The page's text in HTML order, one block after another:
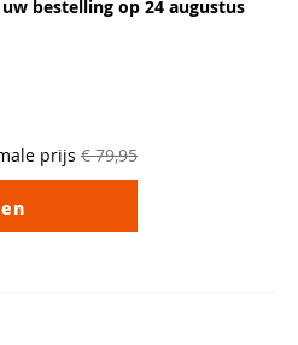
bestelling op 24 augustus
prijs € 79,95